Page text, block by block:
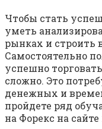
Чтобы стать
уметь
рынках и строить
Самостоятельно
успешно
сложно. Это
денежных и
пройдете ряд
на Форекс на